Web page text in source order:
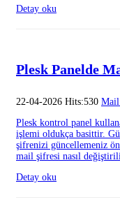
Detay oku
Plesk Panelde
22-04-2026 Hits:530 Mail
Plesk kontrol panel
işlemi oldukça basittir.
şifrenizi güncellemeniz
mail şifresi nasıl
Detay oku